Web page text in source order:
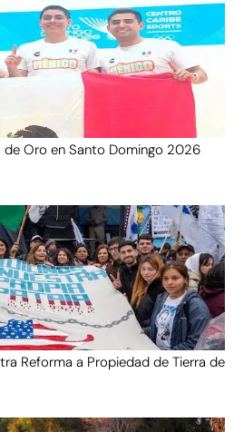
de Oro en Santo Domingo 2026
Reforma a Propiedad de Tierra de